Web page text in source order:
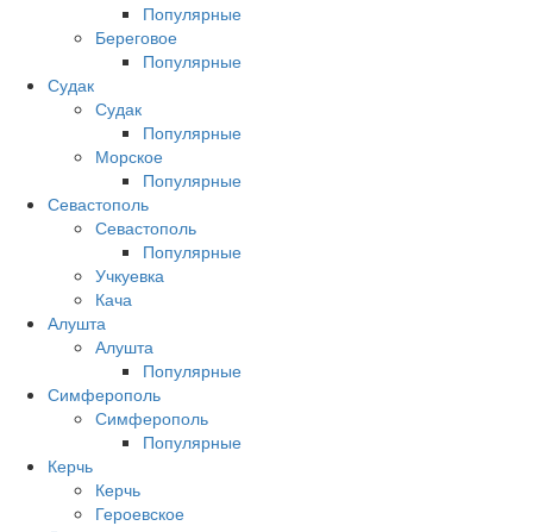
Популярные
Береговое
Популярные
Судак
Судак
Популярные
Морское
Популярные
Севастополь
Севастополь
Популярные
Учкуевка
Кача
Алушта
Алушта
Популярные
Симферополь
Симферополь
Популярные
Керчь
Керчь
Героевское